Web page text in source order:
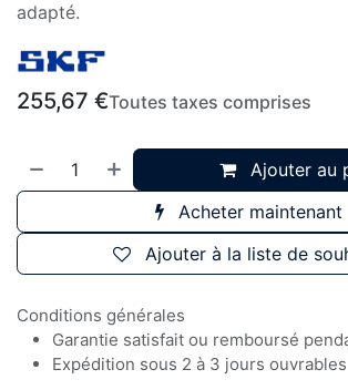
adapté.
255,67 €Toutes taxes comprises
Ajouter au
Acheter maintenant
Ajouter à la liste de
Conditions générales
Garantie satisfait ou remboursé
Expédition sous 2 à 3 jours ouvrables